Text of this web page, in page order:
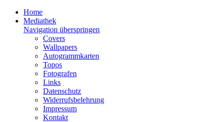
Home
Mediathek
Navigation überspringen
Covers
Wallpapers
Autogrammkarten
Topos
Fotografen
Links
Datenschutz
Widerrufsbelehrung
Impressum
Kontakt